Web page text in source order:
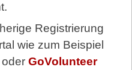
Registrierung
wie zum Beispiel
GoVolunteer